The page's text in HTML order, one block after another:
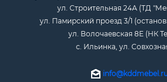
ул. Строительная 24А (ТД
ул. Памирский проезд 3/1
ул. Волочаевская 8Е (НК
с. Ильинка, ул.